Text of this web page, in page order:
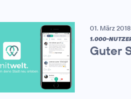
01. März 2018
1.000-
Guter